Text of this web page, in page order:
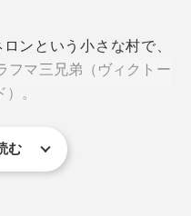
ら一気にほわ〜っと解
スチェアです。
ンという小さな村で、
フマ三兄弟（ヴィクトー
。
む